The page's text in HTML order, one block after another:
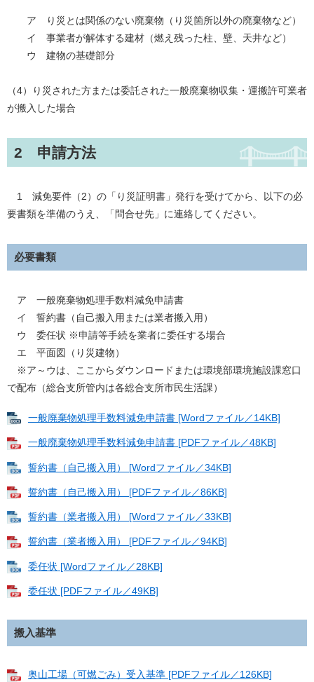
ア り災とは関係のない廃棄物（り災箇所以外の廃棄物など）
イ 事業者が解体する建材（燃え残った柱、壁、天井など）
ウ 建物の基礎部分
（4）り災された方または委託された一般廃棄物収集・運搬許可業者
が搬入した場合
2 申請方法
1 減免要件（2）の「り災証明書」発行を受けてから、以下の必
要書類を準備のうえ、「問合せ先」に連絡してください。
必要書類
ア 一般廃棄物処理手数料減免申請書
イ 誓約書（自己搬入用または業者搬入用）
ウ 委任状 ※申請等手続を業者に委任する場合
エ 平面図（り災建物）
※ア～ウは、ここからダウンロードまたは環境部環境施設課窓口
で配布（総合支所管内は各総合支所市民生活課）​
一般廃棄物処理手数料減免申請書 [Wordファイル／14KB]
一般廃棄物処理手数料減免申請書 [PDFファイル／48KB]
誓約書（自己搬入用） [Wordファイル／34KB]
誓約書（自己搬入用） [PDFファイル／86KB]
誓約書（業者搬入用） [Wordファイル／33KB]
誓約書（業者搬入用） [PDFファイル／94KB]
委任状 [Wordファイル／28KB]
委任状 [PDFファイル／49KB]
搬入基準
奥山工場（可燃ごみ）受入基準 [PDFファイル／126KB]